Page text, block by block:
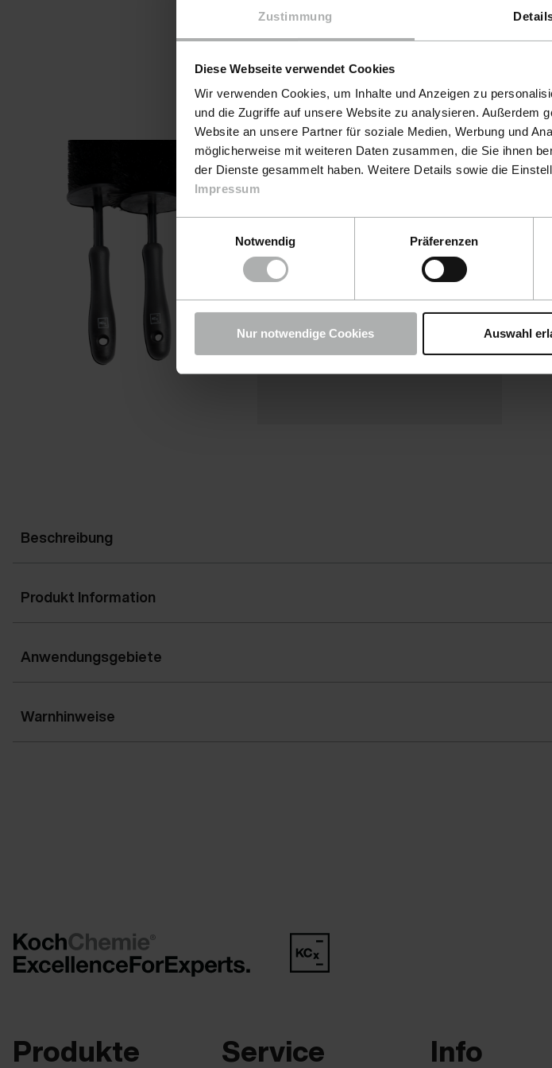
Zustimmung
Diese Webseite verwendet Cookies
Wir verwenden Cookies, um Inhalte und Anzeigen zu
und die Zugriffe auf unsere Website zu analysieren. Außerdem
Website an unsere Partner für soziale Medien, Werbung und
möglicherweise mit weiteren Daten zusammen, die Sie ihnen
der Dienste gesammelt haben. Weitere Details sowie die
Impressum
Notwendig
Präferenzen
Nur notwendige Cookies Auswahl
Sie müssen die Cookies akzeptieren, um
diese Funktion zu verwenden.
Consent-Einstellungen
Beschreibung
Produkt Information
Anwendungsgebiete
Warnhinweise
Produkte Service Info